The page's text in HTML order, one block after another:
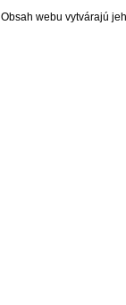
Obsah webu vytvárajú